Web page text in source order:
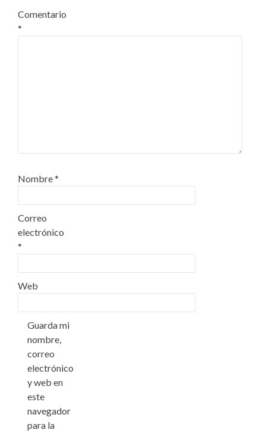
Comentario
*
Nombre*
Correo
electrónico
*
Web
Guarda mi
nombre,
correo
electrónico
y web en
este
navegador
para la